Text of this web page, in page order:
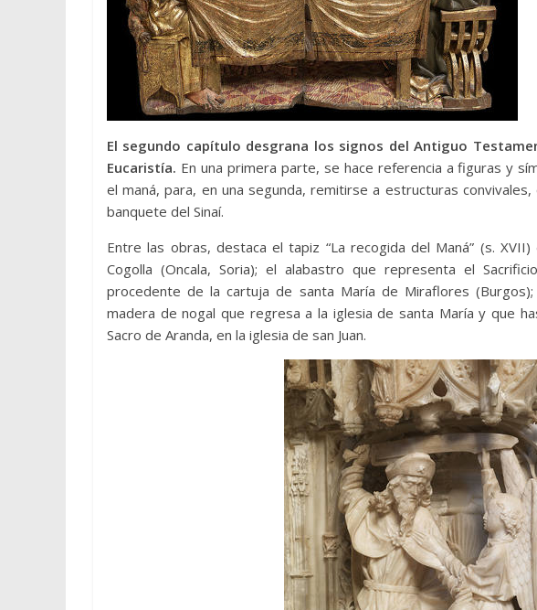
El segundo capítulo desgrana los signos del Antiguo
Eucaristía. En una primera parte, se hace referencia a figuras y
el maná, para, en una segunda, remitirse a estructuras
banquete del Sinaí.
Entre las obras, destaca el tapiz “La recogida del Maná” (s.
Cogolla (Oncala, Soria); el alabastro que representa el
procedente de la cartuja de santa María de Miraflores (Burgos);
madera de nogal que regresa a la iglesia de santa María y que
Sacro de Aranda, en la iglesia de san Juan.